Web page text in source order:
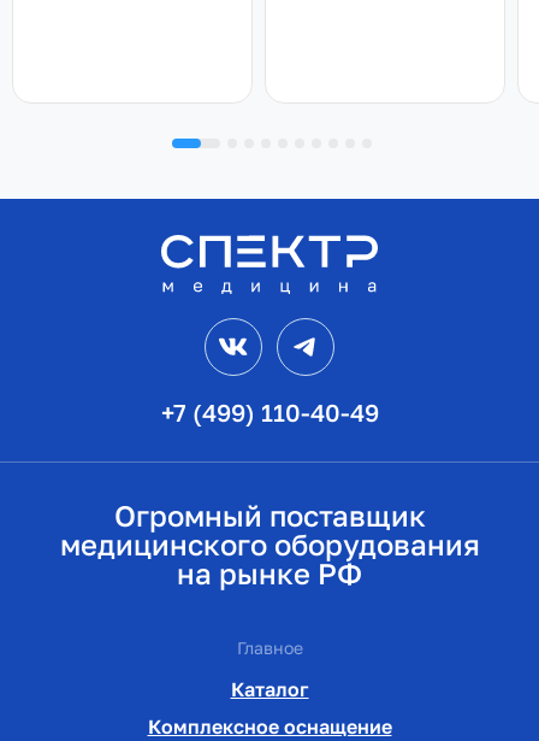
+7 (499) 110-40-49
VK
Огромный поставщик
медицинского оборудования
на рынке РФ
Главное
Каталог
Комплексное оснащение